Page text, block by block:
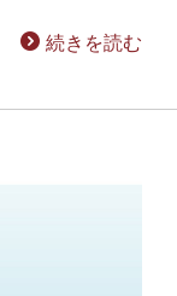
続きを読む